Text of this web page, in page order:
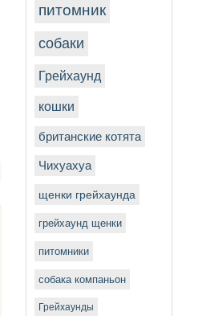
питомник
собаки
Грейхаунд
кошки
британские котята
Чихуахуа
щенки грейхаунда
грейхаунд щенки
питомники
собака компаньон
Грейхаунды